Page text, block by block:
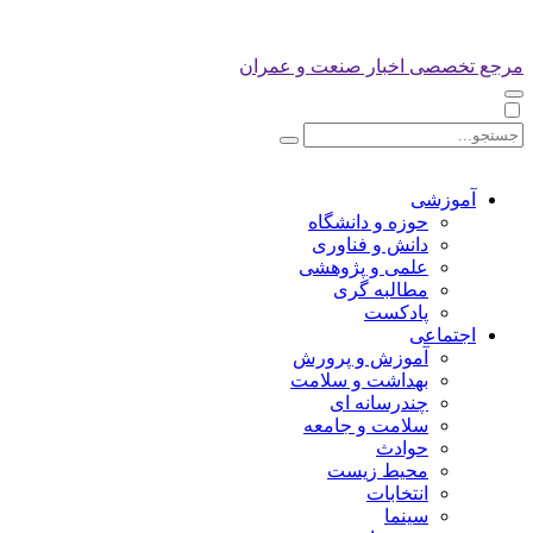
مرجع تخصصی اخبار صنعت و عمران
آموزشی
حوزه و دانشگاه
دانش و فناوری
علمی و پژوهشی
مطالبه گری
پادکست
اجتماعی
آموزش و پرورش
بهداشت و سلامت
چندرسانه ای
سلامت و جامعه
حوادث
محیط زیست
انتخابات
سینما